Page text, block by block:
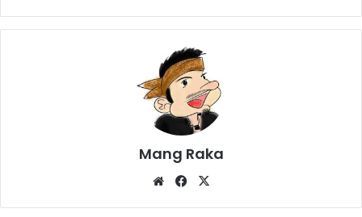
Mang Raka
WebsiteFacebook